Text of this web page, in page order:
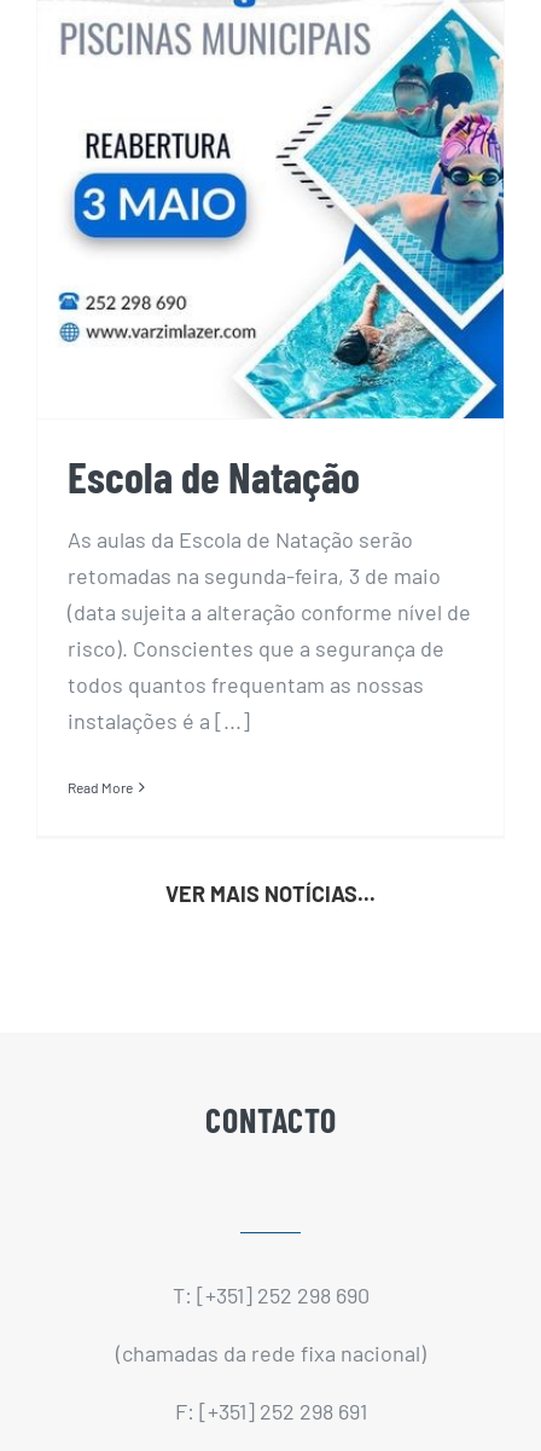
Escola de Natação
Escola de Natação
As aulas da Escola de Natação serão
retomadas na segunda-feira, 3 de maio
(data sujeita a alteração conforme nível de
risco). Conscientes que a segurança de
todos quantos frequentam as nossas
instalações é a [...]
Read More
VER MAIS NOTÍCIAS...
CONTACTO
T: [+351] 252 298 690
(chamadas da rede fixa nacional)
F: [+351] 252 298 691